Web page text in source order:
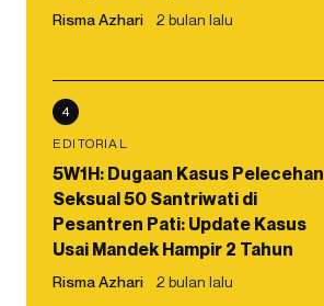
Risma Azhari 2 bulan lalu
4
EDITORIAL
5W1H: Dugaan Kasus Pelecehan
Seksual 50 Santriwati di
Pesantren Pati: Update Kasus
Usai Mandek Hampir 2 Tahun
Risma Azhari 2 bulan lalu